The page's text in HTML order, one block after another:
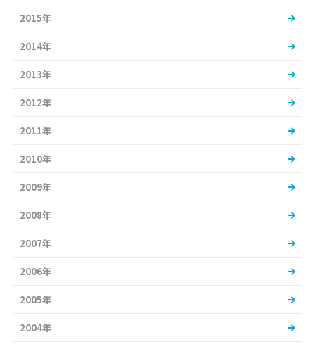
2015年
2014年
2013年
2012年
2011年
2010年
2009年
2008年
2007年
2006年
2005年
2004年